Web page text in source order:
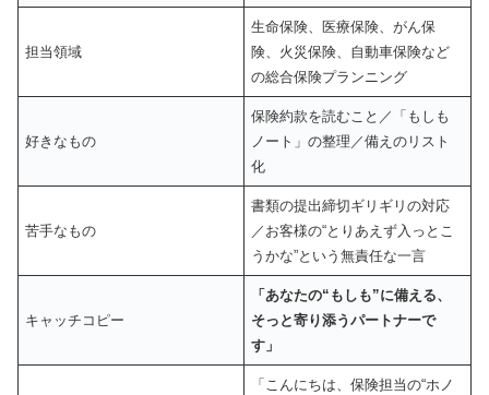
担当領域
生命保険、医療保険、がん保
険、火災保険、自動車保険など
の総合保険プランニング
好きなもの
保険約款を読むこと／「もしも
ノート」の整理／備えのリスト
化
苦手なもの
書類の提出締切ギリギリの対応
／お客様の“とりあえず入っとこ
うかな”という無責任な一言
キャッチコピー
「あなたの“もしも”に備える、
そっと寄り添うパートナーで
す」
「こんにちは、保険担当の“ホノ